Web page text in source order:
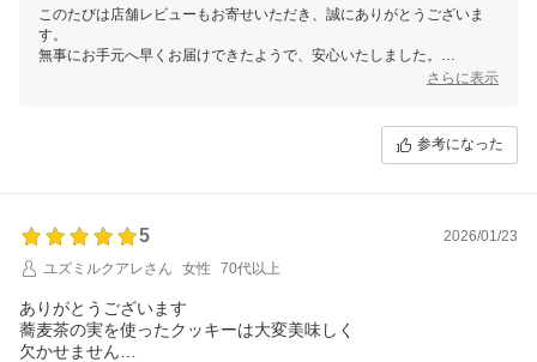
このたびは店舗レビューもお寄せいただき、誠にありがとうございま
す。
無事にお手元へ早くお届けできたようで、安心いたしました。
さらに表示
参考になった
5
2026/01/23
ユズミルクアレさん
女性 70代以上
ありがとうございます
蕎麦茶の実を使ったクッキーは大変美味しく
欠かせません